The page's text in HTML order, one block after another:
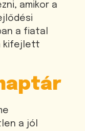
amikor a
a fiatal
kifejlett
a jól